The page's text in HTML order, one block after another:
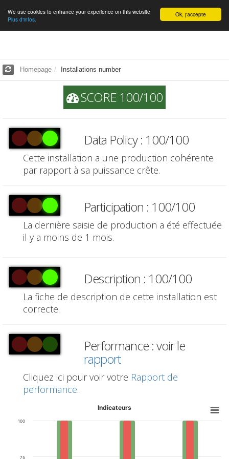
English Ok, j'accepte
We use cookies to enhance your experience on this website
Plus d'infos.
Homepage Installations number
SCORE 100/100
Data Policy : 100/100
Cette installation a une production cohérente
par rapport à sa puissance crête.
Participation : 100/100
La dernière saisie de production a été effectuée
il y a moins de 1 mois.
Description : 100/100
La fiche de description de cette installation est
correcte.
Performance : voir le
rapport
Cliquez ici pour voir votre Rapport de
performance.
Indicateurs
75
100